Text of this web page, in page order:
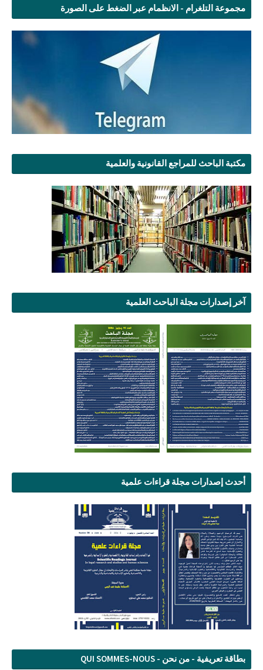
مجموعة التلغرام - الانظمام عبر الضغط على الصورة
مكتبة الباحث للمراجع القانونية والعلمية
آخر إصدارات مجلة الباحث العلمية
أحدث إصدارات مجلة قراءات علمية
بطاقة تعريفية - من نحن - QUI SOMMES-NOUS